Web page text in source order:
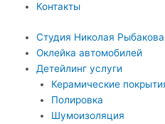
Контакты
Студия Николая Рыбакова
Оклейка автомобилей
Детейлинг услуги
Керамические
Полировка
Шумоизоляция